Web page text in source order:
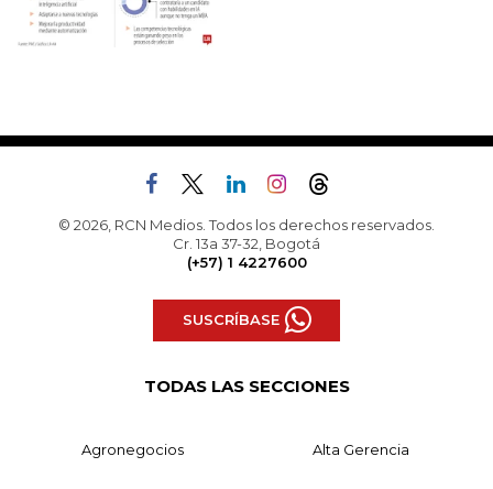
© 2026, RCN Medios. Todos los derechos reservados.
Cr. 13a 37-32, Bogotá
(+57) 1 4227600
SUSCRÍBASE
TODAS LAS SECCIONES
Agronegocios Alta Gerencia